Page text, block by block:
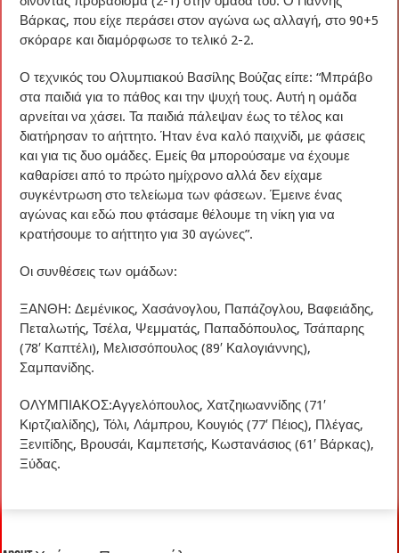
Βάρκας, που είχε περάσει στον αγώνα ως αλλαγή, στο 90+5
σκόραρε και διαμόρφωσε το τελικό 2-2.
Ο τεχνικός του Ολυμπιακού Βασίλης Βούζας είπε: “Μπράβο
στα παιδιά για το πάθος και την ψυχή τους. Αυτή η ομάδα
αρνείται να χάσει. Τα παιδιά πάλεψαν έως το τέλος και
διατήρησαν το αήττητο. Ήταν ένα καλό παιχνίδι, με φάσεις
και για τις δυο ομάδες. Εμείς θα μπορούσαμε να έχουμε
καθαρίσει από το πρώτο ημίχρονο αλλά δεν είχαμε
συγκέντρωση στο τελείωμα των φάσεων. Έμεινε ένας
αγώνας και εδώ που φτάσαμε θέλουμε τη νίκη για να
κρατήσουμε το αήττητο για 30 αγώνες”.
Οι συνθέσεις των ομάδων:
ΞΑΝΘΗ: Δεμένικος, Χασάνογλου, Παπάζογλου, Βαφειάδης,
Πεταλωτής, Τσέλα, Ψεμματάς, Παπαδόπουλος, Τσάπαρης
(78′ Καπτέλι), Μελισσόπουλος (89′ Καλογιάννης),
Σαμπανίδης.
ΟΛΥΜΠΙΑΚΟΣ:Αγγελόπουλος, Χατζηιωαννίδης (71′
Κιρτζιαλίδης), Τόλι, Λάμπρου, Κουγιός (77′ Πέιος), Πλέγας,
Ξενιτίδης, Βρουσάι, Καμπετσής, Κωστανάσιος (61′ Βάρκας),
Ξύδας.